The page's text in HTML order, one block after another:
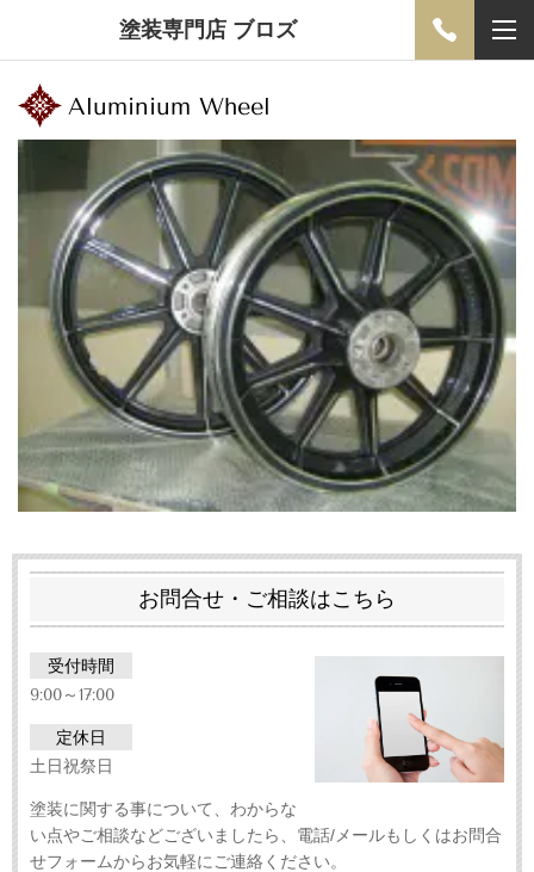
塗装専門店 ブロズ
Aluminium Wheel
お問合せ・ご相談はこちら
受付時間
9:00～17:00
定休日
土日祝祭日
塗装に関する事について、わからな
い点やご相談などございましたら、電話/メールもしくはお問合
せフォームからお気軽にご連絡ください。